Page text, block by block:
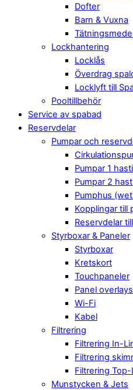
Dofter
Barn & Vuxna
Lockhantering
Locklås
Överdrag
Locklyft till
Pooltillbehör
Service av spabad
Reservdelar
Pumpar och
Pumpar 1
Pumpar 2
Pumphus
Kopplingar till
Reservdelar
Styrboxar & Paneler
Styrboxar
Kretskort
Touchpaneler
Panel overlays
Wi-Fi
Kabel
Filtrering
Filtrering In-
Filtrering
Filtrering Top-
Munstycken & Jets